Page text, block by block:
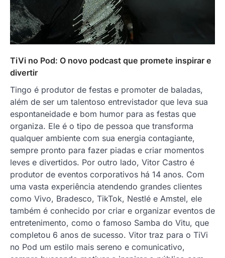
TiVi no Pod: O novo podcast que promete inspirar e
divertir
Tingo é produtor de festas e promoter de baladas,
além de ser um talentoso entrevistador que leva sua
espontaneidade e bom humor para as festas que
organiza. Ele é o tipo de pessoa que transforma
qualquer ambiente com sua energia contagiante,
sempre pronto para fazer piadas e criar momentos
leves e divertidos. Por outro lado, Vitor Castro é
produtor de eventos corporativos há 14 anos. Com
uma vasta experiência atendendo grandes clientes
como Vivo, Bradesco, TikTok, Nestlé e Amstel, ele
também é conhecido por criar e organizar eventos de
entretenimento, como o famoso Samba do Vitu, que
completou 6 anos de sucesso. Vitor traz para o TiVi
no Pod um estilo mais sereno e comunicativo,